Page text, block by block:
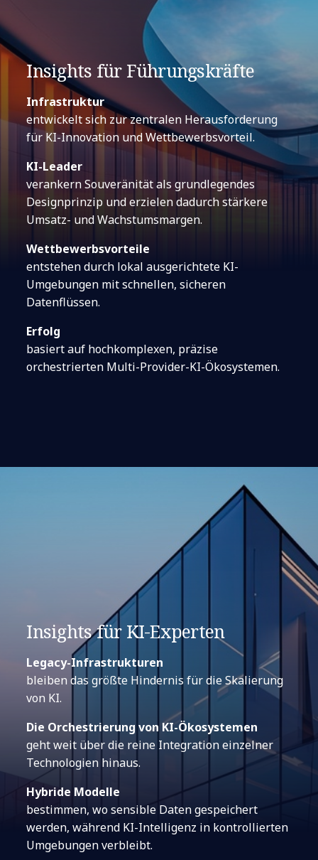
Insights für Führungskräfte
Infrastruktur
entwickelt sich zur zentralen Herausforderung
für KI-Innovation und Wettbewerbsvorteil.
KI-Leader
verankern Souveränität als grundlegendes
Designprinzip und erzielen dadurch stärkere
Umsatz- und Wachstumsmargen.
Wettbewerbsvorteile
entstehen durch lokal ausgerichtete KI-
Umgebungen mit schnellen, sicheren
Datenflüssen.
Erfolg
basiert auf hochkomplexen, präzise
orchestrierten Multi-Provider-KI-Ökosystemen.
Insights für KI-Experten
Legacy-Infrastrukturen
bleiben das größte Hindernis für die Skalierung
von KI.
Die Orchestrierung von KI-Ökosystemen
geht weit über die reine Integration einzelner
Technologien hinaus.
Hybride Modelle
bestimmen, wo sensible Daten gespeichert
werden, während KI-Intelligenz in kontrollierten
Umgebungen verbleibt.